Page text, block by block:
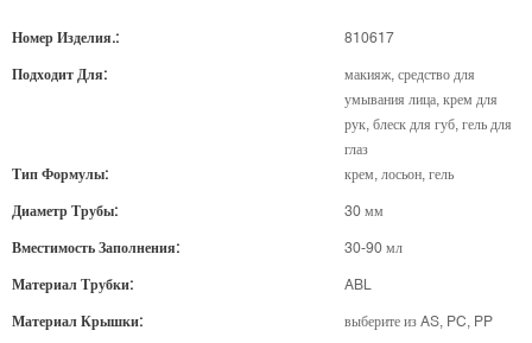
Номер Изделия.: 810617
Подходит Для:
макияж, средство для
умывания лица, крем для
рук, блеск для губ, гель для
глаз
Тип Формулы:
крем, лосьон, гель
Диаметр Трубы: 30 мм
Вместимость Заполнения: 30-90 мл
Материал Трубки: ABL
Материал Крышки: выберите из AS, PC, PP